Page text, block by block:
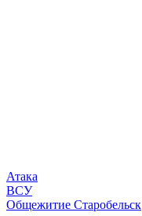
Атака
ВСУ
Общежитие Старобельск